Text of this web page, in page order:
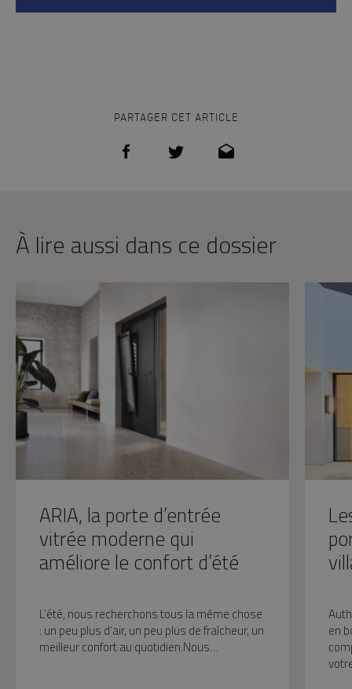
PARTAGER CET ARTICLE
À lire aussi dans ce dossier
ARIA, la porte d’entrée
vitrée moderne qui
améliore le confort d’été
L’été, nous recherchons tous la même chose
: un peu plus d’air, un peu plus de fraîcheur, un
meilleur confort au quotidien.Nous…
en